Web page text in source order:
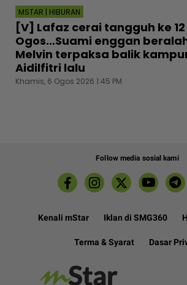
MSTAR | HIBURAN
[V] Lafaz cerai tangguh ke 12
Ogos...Suami enggan
Melvin terpaksa balik
Aidilfitri lalu
Khamis, 6 Ogos 2026 1:45 PM
Follow media sosial kami
Kenali mStar Iklan di SMG360
Terma & Syarat Dasar